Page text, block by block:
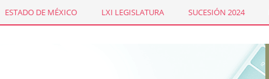
ESTADO DE MÉXICO LXI LEGISLATURA SUCESIÓN 2024